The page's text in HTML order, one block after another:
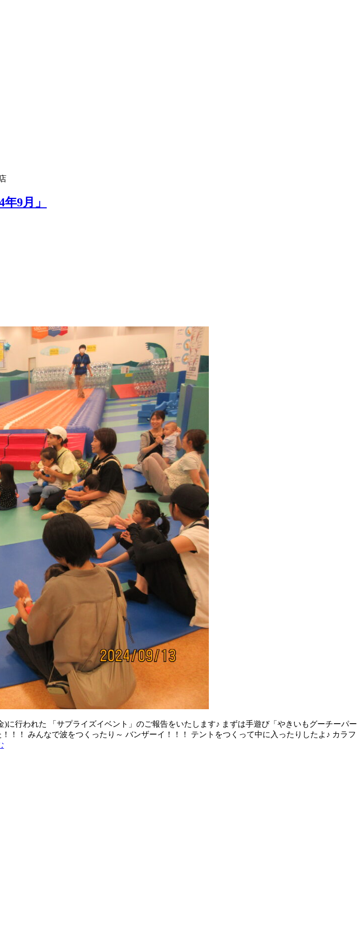
9月」
行われた 「サプライズイベント」のご報告をいたします♪ まずは手遊び「やきいもグーチーパー
！！ みんなで波をつくったり～ バンザーイ！！！ テントをつくって中に入ったりしたよ♪ カラフ